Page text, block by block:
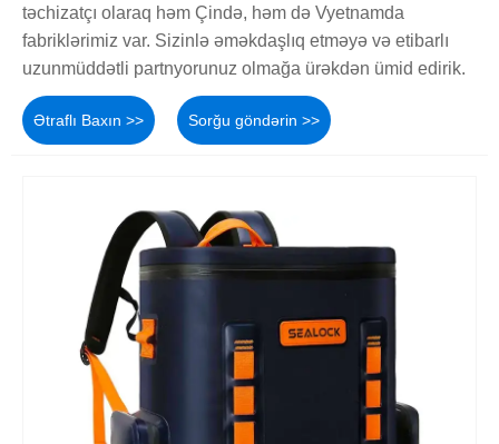
təchizatçı olaraq həm Çində, həm də Vyetnamda
fabriklərimiz var. Sizinlə əməkdaşlıq etməyə və etibarlı
uzunmüddətli partnyorunuz olmağa ürəkdən ümid edirik.
Ətraflı Baxın >> Sorğu göndərin >>